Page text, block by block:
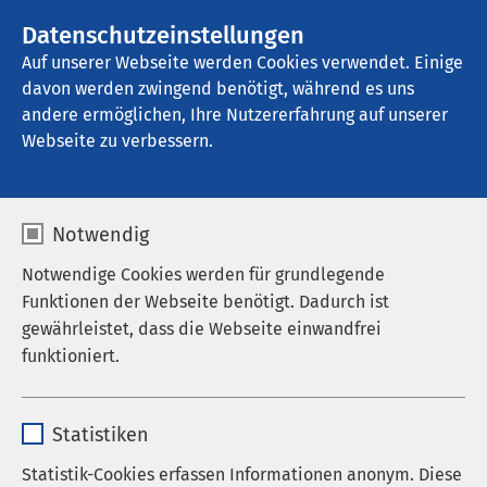
Datenschutzeinstellungen
Auf unserer Webseite werden Cookies verwendet. Einige
davon werden zwingend benötigt, während es uns
andere ermöglichen, Ihre Nutzererfahrung auf unserer
Webseite zu verbessern.
Notwendig
Notwendige Cookies werden für grundlegende
Funktionen der Webseite benötigt. Dadurch ist
gewährleistet, dass die Webseite einwandfrei
funktioniert.
Anbieter sgalinski
Statistiken
Statistik-Cookies erfassen Informationen anonym. Diese
AMEOS Klinikum Kiel
Ausbildungsangebote
Ausbildungsangebote am AMEOS
Ausbildungsangebote am AMEOS Institut Nord:
Pflegefachfrau/ Pflegefachmann